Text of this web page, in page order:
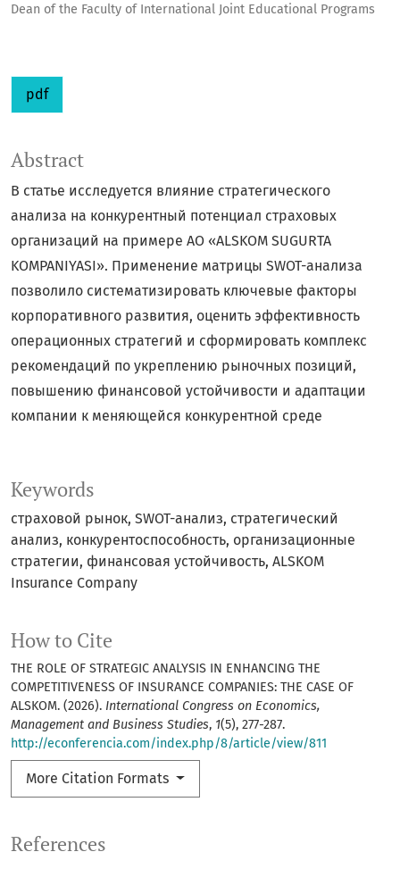
Dean of the Faculty of International Joint Educational Programs
pdf
Keywords
страховой рынок, SWOT-анализ, стратегический
анализ, конкурентоспособность, организационные
стратегии, финансовая устойчивость, ALSKOM
Insurance Company
How to Cite
THE ROLE OF STRATEGIC ANALYSIS IN ENHANCING THE
COMPETITIVENESS OF INSURANCE COMPANIES: THE CASE OF
ALSKOM. (2026). International Congress on Economics,
Management and Business Studies, 1(5), 277-287.
http://econferencia.com/index.php/8/article/view/811
More Citation Formats
Abstract
В статье исследуется влияние стратегического
анализа на конкурентный потенциал страховых
организаций на примере АО «ALSKOM SUGURTA
KOMPANIYASI». Применение матрицы SWOT-анализа
позволило систематизировать ключевые факторы
корпоративного развития, оценить эффективность
операционных стратегий и сформировать комплекс
рекомендаций по укреплению рыночных позиций,
повышению финансовой устойчивости и адаптации
компании к меняющейся конкурентной среде
References